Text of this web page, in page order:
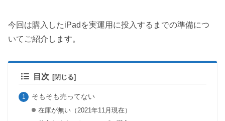
今回は購入したiPadを実運用に投入するまでの準備につ
いてご紹介します。
目次
そもそも売ってない
在庫が無い（2021年11月現在）